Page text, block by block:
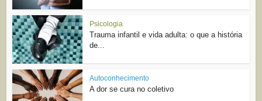
Psicologia
Trauma infantil e vida adulta: o que a história
de...
Autoconhecimento
A dor se cura no coletivo